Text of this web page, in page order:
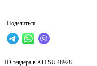
Поделиться
ID тендера в ATI.SU 48928